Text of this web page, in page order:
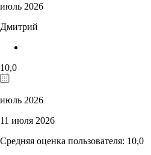
июль 2026
Дмитрий
10,0
июль 2026
11 июля 2026
Средняя оценка пользователя: 10,0